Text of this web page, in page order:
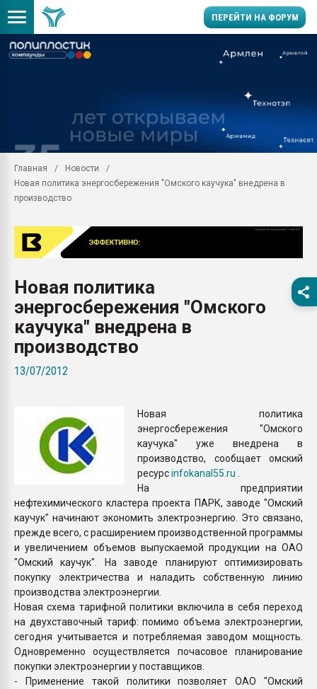
ПЕРЕЙТИ НА ФОРУМ
Подмосковье, Москва
28.07.2026
первый план в
ситуацией на
вакуумного
Продам отходы
поликарбоната и АБС-
Armaloy PC/ABS-1IM
Главная
Новости
Новая политика энергосбережения "Омского каучука" внедрена в
производство
Новая политика
энергосбережения "Омского
каучука" внедрена в
производство
13/07/2012
Новая политика
энергосбережения "Омского
каучука" уже внедрена в
производство, сообщает омский
ресурсinfokanal55.ru
На предприятии
нефтехимического кластера проекта ПАРК, заводе "Омский
каучук" начинают экономить электроэнергию. Это связано,
прежде всего, с расширением производственной программы
и увеличением объемов выпускаемой продукции на ОАО
"Омский каучук". На заводе планируют оптимизировать
покупку электричества и наладить собственную линию
производства электроэнергии.
Новая схема тарифной политики включила в себя переход
на двухставочный тариф: помимо объема электроэнергии,
сегодня учитывается и потребляемая заводом мощность.
Одновременно осуществляется почасовое планирование
покупки электроэнергии у поставщиков.
- Применение такой политики позволяет ОАО "Омский